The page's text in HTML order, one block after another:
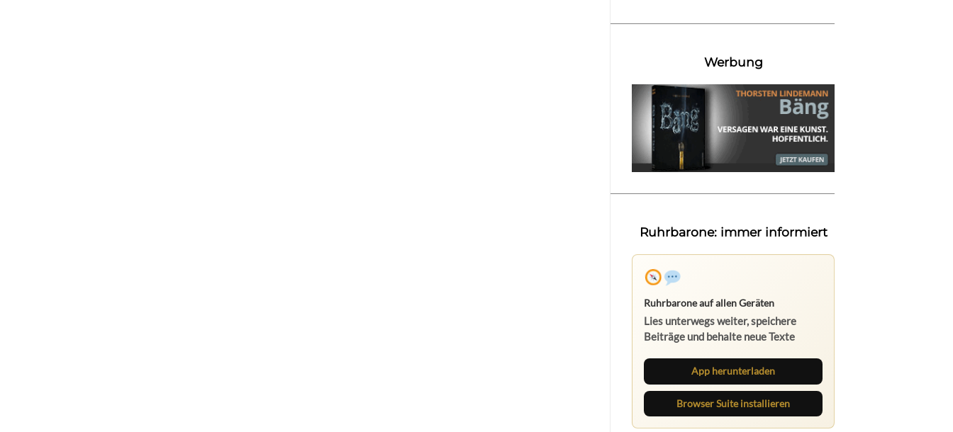
Werbung
Ruhrbarone: immer informiert
Ruhrbarone auf allen Geräten
Lies unterwegs weiter, speichere
Beiträge und behalte neue Texte
App herunterladen
Browser Suite installieren